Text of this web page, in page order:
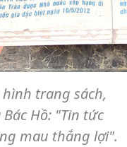
trang sách,
Hồ: "Tin tức
mau thắng lợi".